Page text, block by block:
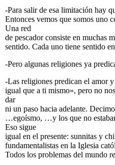
-Para salir de esa limitación hay
Entonces vemos que somos uno
Una red
de pescador consiste en muchas
sentido. Cada uno tiene sentido
-Pero algunas religiones ya
-Las religiones predican el amor
igual que a ti mismo», pero no
dar
ni un paso hacia adelante.
…egoísmo, …y los que no
Eso sigue
igual en el presente: sunnitas y
fundamentalistas en la Iglesia
Todos los problemas del mundo